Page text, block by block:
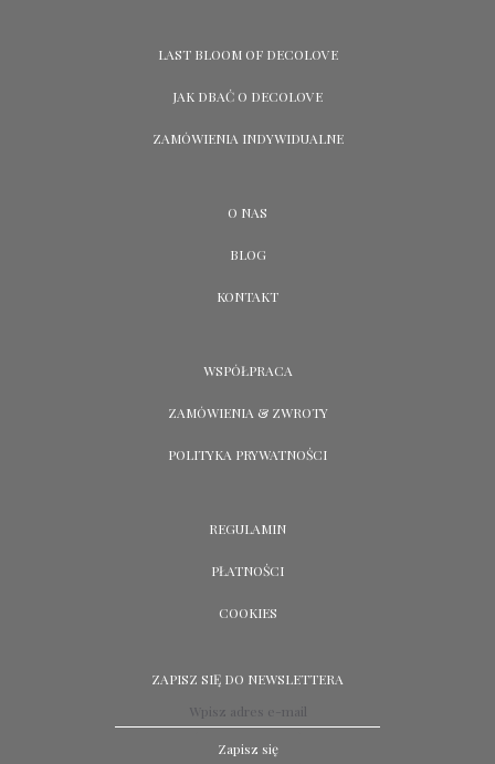
LAST BLOOM OF DECOLOVE
JAK DBAĆ O DECOLOVE
ZAMÓWIENIA INDYWIDUALNE
O NAS
BLOG
KONTAKT
WSPÓŁPRACA
ZAMÓWIENIA & ZWROTY
POLITYKA PRYWATNOŚCI
REGULAMIN
PŁATNOŚCI
COOKIES
ZAPISZ SIĘ DO NEWSLETTERA
Zapisz się